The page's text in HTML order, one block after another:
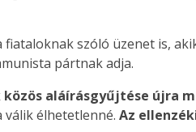
szóló üzenet is,
pártnak adja.
közös aláírásgyűjtése újra
élhetetlenné. Az